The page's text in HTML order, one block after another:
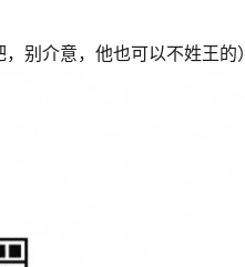
别介意，他也可以不姓王的）